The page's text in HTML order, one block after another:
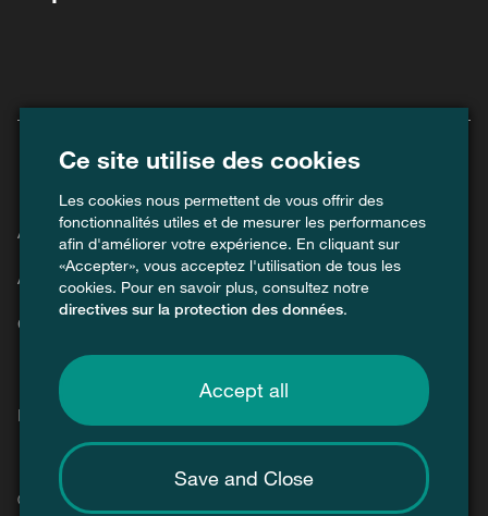
Agenda
Actuel
Contact
Médias
© 2026 Swiss Recycle
Ce site utilise des cookies
Les cookies nous permettent de vous offrir des
fonctionnalités utiles et de mesurer les performances
afin d'améliorer votre expérience. En cliquant sur
«Accepter», vous acceptez l'utilisation de tous les
cookies. Pour en savoir plus, consultez notre
directives sur la protection des données.
Accept all
Save and Close